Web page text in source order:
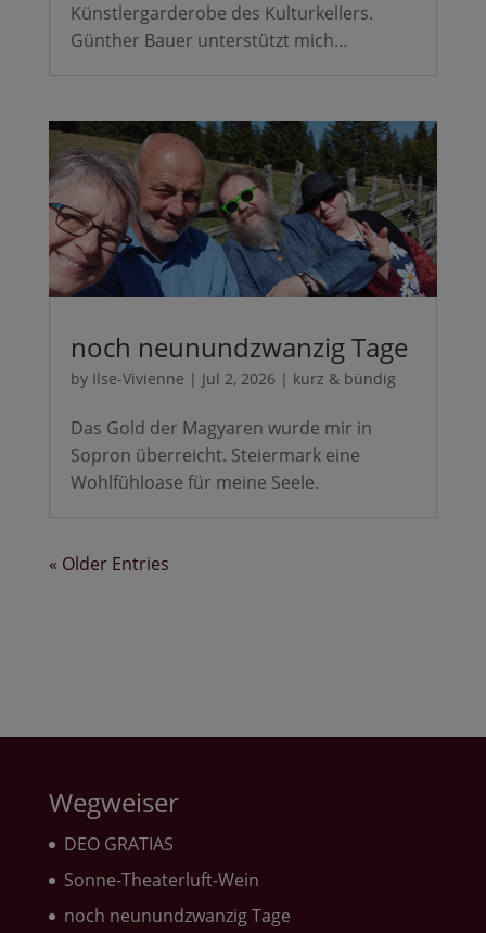
Künstlergarderobe des Kulturkellers.
Günther Bauer unterstützt mich…
noch neunundzwanzig Tage
by Ilse-Vivienne | Jul 2, 2026 | kurz & bündig
Das Gold der Magyaren wurde mir in
Sopron überreicht. Steiermark eine
Wohlfühloase für meine Seele.
« Older Entries
Wegweiser
DEO GRATIAS
Sonne-Theaterluft-Wein
noch neunundzwanzig Tage